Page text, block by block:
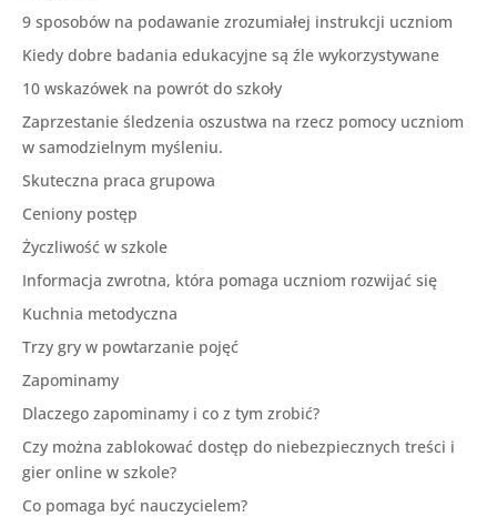
9 sposobów na podawanie zrozumiałej instrukcji uczniom
Kiedy dobre badania edukacyjne są źle wykorzystywane
10 wskazówek na powrót do szkoły
Zaprzestanie śledzenia oszustwa na rzecz pomocy uczniom
w samodzielnym myśleniu.
Skuteczna praca grupowa
Ceniony postęp
Życzliwość w szkole
Informacja zwrotna, która pomaga uczniom rozwijać się
Kuchnia metodyczna
Trzy gry w powtarzanie pojęć
Zapominamy
Dlaczego zapominamy i co z tym zrobić?
Czy można zablokować dostęp do niebezpiecznych treści i
gier online w szkole?
Co pomaga być nauczycielem?